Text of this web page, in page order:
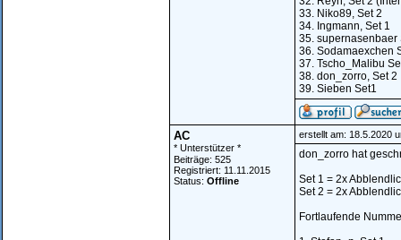
33. Niko89, Set 2
34. Ingmann, Set 1
35. supernasenbaer
36. Sodamaexchen
37. Tscho_Malibu
38. don_zorro, Set 2
39. Sieben Set1
AC
* Unterstützer *
Beiträge: 525
Registriert: 11.11.2015
Status: Offline
erstellt am: 18.5.2020
don_zorro hat
Set 1 = 2x
Set 2 = 2x
Fortlaufende